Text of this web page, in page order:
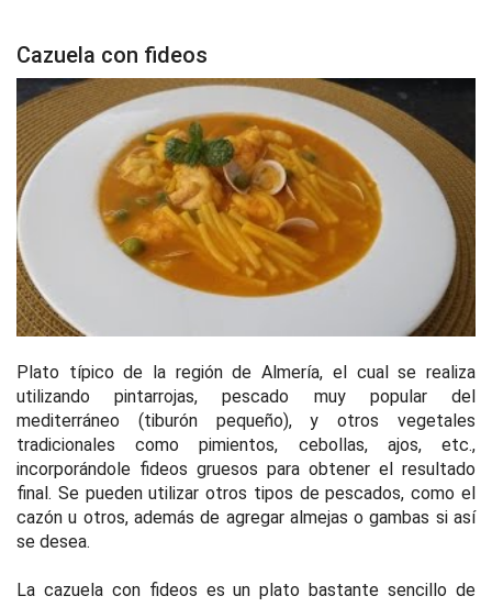
Cazuela con fideos
Plato típico de la región de Almería, el cual se realiza
utilizando pintarrojas, pescado muy popular del
mediterráneo (tiburón pequeño), y otros vegetales
tradicionales como pimientos, cebollas, ajos, etc.,
incorporándole fideos gruesos para obtener el resultado
final. Se pueden utilizar otros tipos de pescados, como el
cazón u otros, además de agregar almejas o gambas si así
se desea.
La cazuela con fideos es un plato bastante sencillo de